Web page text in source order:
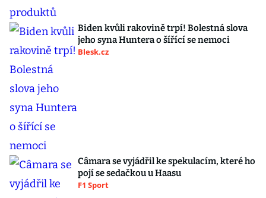
Biden kvůli rakovině trpí! Bolestná slova
jeho syna Huntera o šířící se nemoci
Blesk.cz
Câmara se vyjádřil ke spekulacím, které ho
pojí se sedačkou u Haasu
F1 Sport